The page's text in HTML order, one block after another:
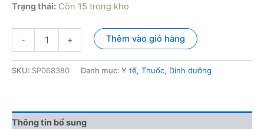
Trạng thái: Còn 15 trong kho
-
Prarintel
lượng
+ Thêm vào giỏ hàng
SKU: SP068380 Danh mục: Y tế, Thuốc, Dinh dưỡng
Thông tin bổ sung